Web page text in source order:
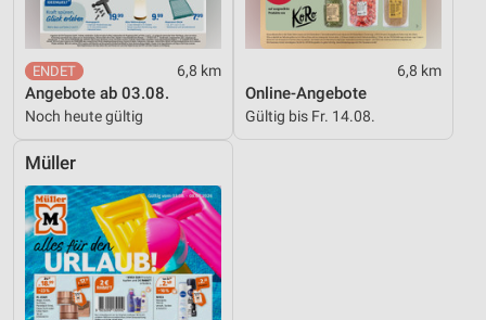
6,8 km
Angebote ab 03.08.
Noch heute gültig
6,8 km
Online-Angebote
Gültig bis Fr. 14.08.
Müller